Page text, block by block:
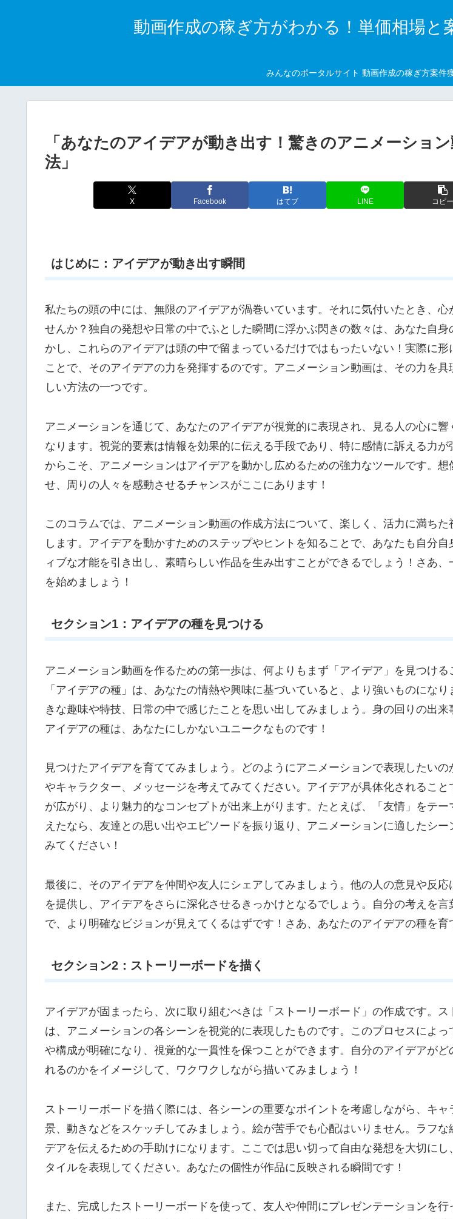
動画作成の稼ぎ方がわかる！単価相場と
みんなのポータルサイト 動画作成の稼ぎ方案件
「あなたのアイデアが動き出す！驚きのアニメーショ
法」
X Facebook はてブ LINE コピー
はじめに：アイデアが動き出す瞬間
私たちの頭の中には、無限のアイデアが渦巻いています。それに気付いたとき、心
せんか？独自の発想や日常の中でふとした瞬間に浮かぶ閃きの数々は、あなた自身
かし、これらのアイデアは頭の中で留まっているだけではもったいない！実際に形
ことで、そのアイデアの力を発揮するのです。アニメーション動画は、その力を具
しい方法の一つです。
アニメーションを通じて、あなたのアイデアが視覚的に表現され、見る人の心に響
なります。視覚的要素は情報を効果的に伝える手段であり、特に感情に訴える力が
からこそ、アニメーションはアイデアを動かし広めるための強力なツールです。想
せ、周りの人々を感動させるチャンスがここにあります！
このコラムでは、アニメーション動画の作成方法について、楽しく、活力に満ちた
します。アイデアを動かすためのステップやヒントを知ることで、あなたも自分自
ィブな才能を引き出し、素晴らしい作品を生み出すことができるでしょう！さあ、
を始めましょう！
セクション1：アイデアの種を見つける
アニメーション動画を作るための第一歩は、何よりもまず「アイデア」を見つける
「アイデアの種」は、あなたの情熱や興味に基づいていると、より強いものにな
きな趣味や特技、日常の中で感じたことを思い出してみましょう。身の回りの出来
アイデアの種は、あなたにしかないユニークなものです！
見つけたアイデアを育ててみましょう。どのようにアニメーションで表現したいの
やキャラクター、メッセージを考えてみてください。アイデアが具体化されること
が広がり、より魅力的なコンセプトが出来上がります。たとえば、「友情」をテー
えたなら、友達との思い出やエピソードを振り返り、アニメーションに適したシー
みてください！
最後に、そのアイデアを仲間や友人にシェアしてみましょう。他の人の意見や反応
を提供し、アイデアをさらに深化させるきっかけとなるでしょう。自分の考えを言
で、より明確なビジョンが見えてくるはずです！さあ、あなたのアイデアの種を育
セクション2：ストーリーボードを描く
アイデアが固まったら、次に取り組むべきは「ストーリーボード」の作成です。ス
は、アニメーションの各シーンを視覚的に表現したものです。このプロセスによっ
や構成が明確になり、視覚的な一貫性を保つことができます。自分のアイデアがど
れるのかをイメージして、ワクワクしながら描いてみましょう！
ストーリーボードを描く際には、各シーンの重要なポイントを考慮しながら、キャ
景、動きなどをスケッチしてみましょう。絵が苦手でも心配はいりません。ラフな
デアを伝えるための手助けになります。ここでは思い切って自由な発想を大切にし
タイルを表現してください。あなたの個性が作品に反映される瞬間です！
また、完成したストーリーボードを使って、友人や仲間にプレゼンテーションを行